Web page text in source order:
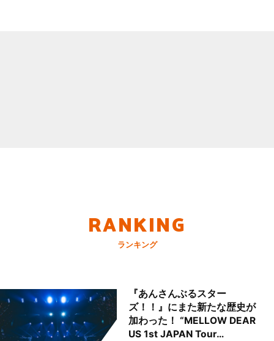
RANKING
ランキング
『あんさんぶるスター
ズ！！』にまた新たな歴史が
加わった！ “MELLOW DEAR
US 1st JAPAN Tour